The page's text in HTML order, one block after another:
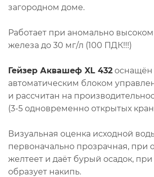
загородном доме.
Работает при аномально
железа до 30 мг/л (100 ПДК!!!)
Гейзер Аквашеф XL 432 оснащён
автоматическим блоком
и рассчитан на
(3-5 одновременно открытых
Визуальная оценка исходной
первоначально прозрачная, при
желтеет и даёт бурый осадок,
образует накипь.